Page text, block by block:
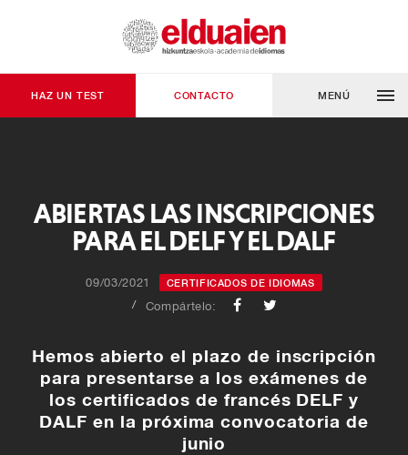
HAZ UN TEST CONTACTO MENÚ
ABIERTAS LAS INSCRIPCIONES
PARA EL DELF Y EL DALF
09/03/2021 CERTIFICADOS DE IDIOMAS
Compártelo: Facebook
Hemos abierto el plazo de inscripción
para presentarse a los exámenes de
los certificados de francés DELF y
DALF en la próxima convocatoria de
junio